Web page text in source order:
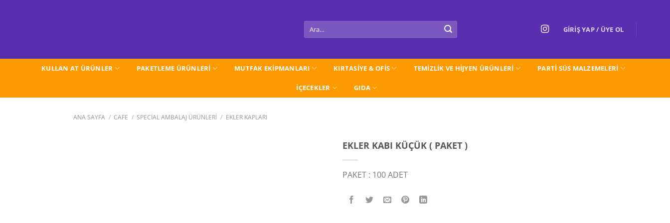
Ara: GIRIŞ YAP / ÜYE OL
KULLAN AT ÜRÜNLER PAKETLEME ÜRÜNLERİ MUTFAK EKİPMANLARI KIRTASİYE & OFİS TEMİZLİK VE HİJYEN ÜRÜNLERİ PARTI SÜS MALZEMELERİ
İÇECEKLER GIDA
ANA SAYFA / CAFE / SPECİAL AMBALAJ ÜRÜNLERİ / EKLER KAPLARI
EKLER KABI KÜÇÜK ( PAKET )
PAKET : 100 ADET